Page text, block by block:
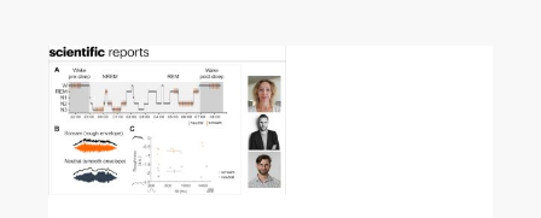
Rechercher:
Annonces emploi